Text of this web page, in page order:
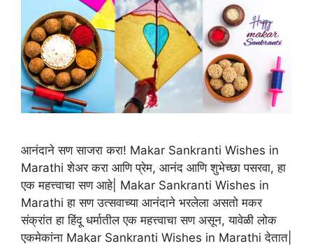
आनंदाने सण साजरा करा! Makar Sankranti Wishes in
Marathi शेअर करा आणि प्रेम, आनंद आणि शुभेच्छा पसरवा, हा
एक महत्त्वाचा सण आहे| Makar Sankranti Wishes in
Marathi हा सण उत्सवाच्या आनंदाने भरलेला असतो मकर
संक्रांत हा हिंदू धर्मातील एक महत्त्वाचा सण असून, यावेळी लोक
एकमेकांना Makar Sankranti Wishes in Marathi देतात|